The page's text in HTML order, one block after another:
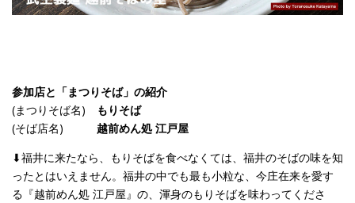
参加店と「まつりそば」の紹介
(まつりそば名)
もりそば
(そば店名) 越前めん処 江戸屋
⬇︎福井に来たなら、もりそばを食べなくては、福井のそばの味を知
ったとはいえません。福井の中でも最も小粒な、今庄在来を愛す
る『越前めん処 江戸屋』の、渾身のもりそばを味わってくださ